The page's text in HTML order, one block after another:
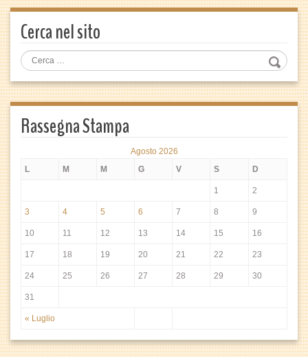
Cerca nel sito
Rassegna Stampa
Agosto 2026
L
M M G V S D
« Luglio
1 2
3 4 5 6 7 8 9
10 11 12 13 14 15 16
17 18 19 20 21 22 23
24 25 26 27 28 29 30
31